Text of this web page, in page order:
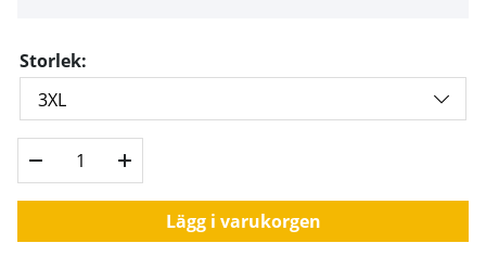
Storlek:
Lägg i varukorgen